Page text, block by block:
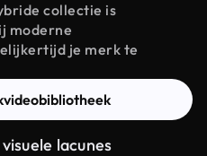
collectie is
moderne
je merk te
lacunes